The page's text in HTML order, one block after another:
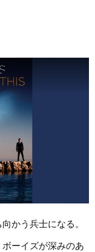
かう兵士になる。
ーイズが深みのあ